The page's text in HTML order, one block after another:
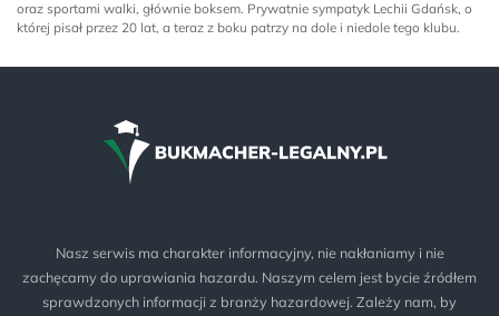
oraz sportami walki, głównie boksem. Prywatnie sympatyk Lechii Gdańsk, o
której pisał przez 20 lat, a teraz z boku patrzy na dole i niedole tego klubu.
Nasz serwis ma charakter informacyjny, nie nakłaniamy i nie
zachęcamy do uprawiania hazardu. Naszym celem jest bycie źródłem
sprawdzonych informacji z branży hazardowej. Zależy nam, by